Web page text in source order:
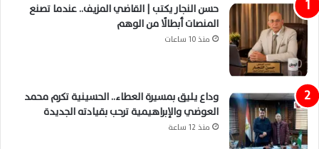
حسن النجار يكتب | القاضي المزيف.. عندما تصنع
المنصات أبطالًا من الوهم
منذ 10 ساعات
وداع يليق بمسيرة العطاء.. الحسينية تكرم محمد
العوضي والإبراهيمية ترحب بقيادته الجديدة
منذ 12 ساعة